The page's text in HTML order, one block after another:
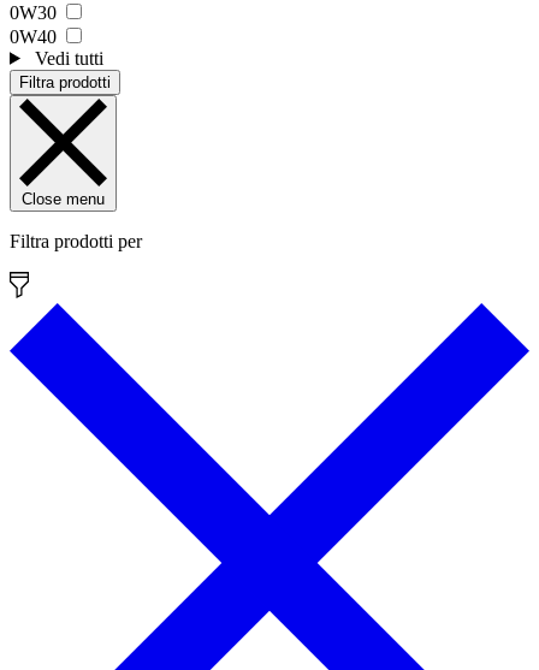
0W30
0W40
Vedi tutti
Filtra prodotti
Close menu
Filtra prodotti per